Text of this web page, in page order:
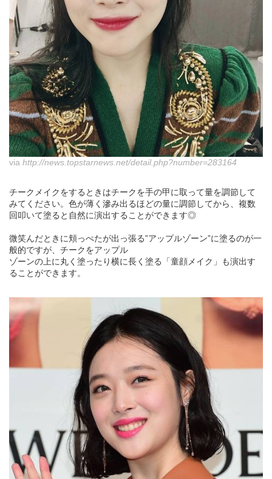
via http://news.topstarnews.net/detail.php?number=283164
チークメイクをするときはチークを手の甲に取って量を調節して
みてください。色が薄く滲み出るほどの量に調節してから、複数
回叩いて塗ると自然に演出することができます◎
微笑んだときに頬っぺたが出っ張る”アップルゾーン”に塗るのが一
般的ですが、チークをアップル
ゾーンの上に丸く塗ったり横に長く塗る「童顔メイク」も演出す
ることができます。